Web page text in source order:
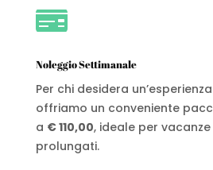

Noleggio Settimanale
Per chi desidera
offriamo un conveniente
a € 110,00, ideale per
prolungati.